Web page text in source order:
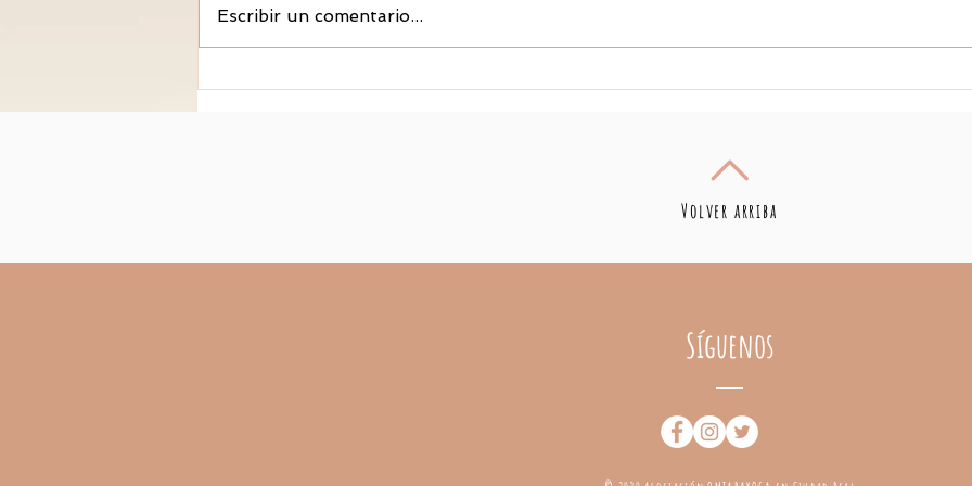
Escribir un comentario...
Volver arriba
Síguenos